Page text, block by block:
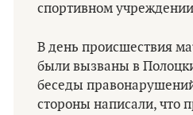
спортивном
В день происшествия
были вызваны в
беседы
стороны написали, что